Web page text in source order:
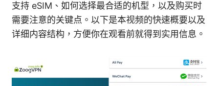
支持 eSIM、如何选择最合适的机型，以及购买时
需要注意的关键点。以下是本视频的快速概要以及
详细内容结构，方便你在观看前就得到实用信息。